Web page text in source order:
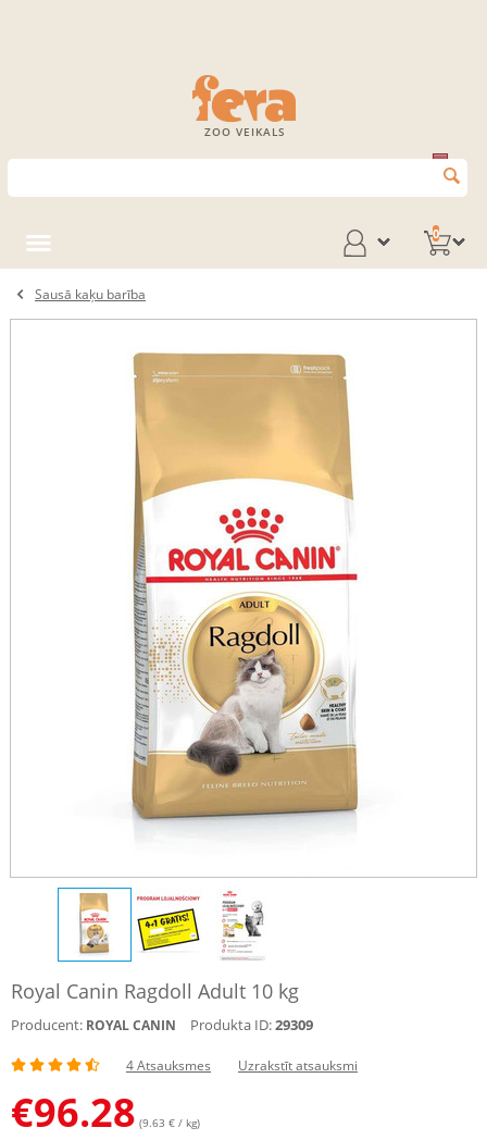
ZOO VEIKALS
0
Sausā kaķu barība
Royal Canin Ragdoll Adult 10 kg
Producent: ROYAL CANIN Produkta ID:29309
4 Atsauksmes Uzrakstīt atsauksmi
€96.28 (9.63 € / kg)